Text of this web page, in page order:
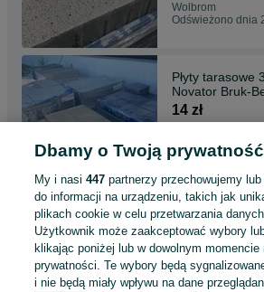
Wolbrom
Odświeżono dnia
Płyty tarasowe
Novator Bruk-
brukowa color
14 zł
Wolbrom
Odświeżono dnia
Słupek
aluminiowy
malowany z
przykręcany
195 zł
Dbamy o Twoją prywatność
My i nasi447 partnerzy przechowujemy
do informacji na urządzeniu, takich jak
plikach cookie w celu przetwarzania
Użytkownik może zaakceptować wybory
klikając poniżej lub w dowolnym
prywatności. Te wybory będą
i nie będą miały wpływu na dane